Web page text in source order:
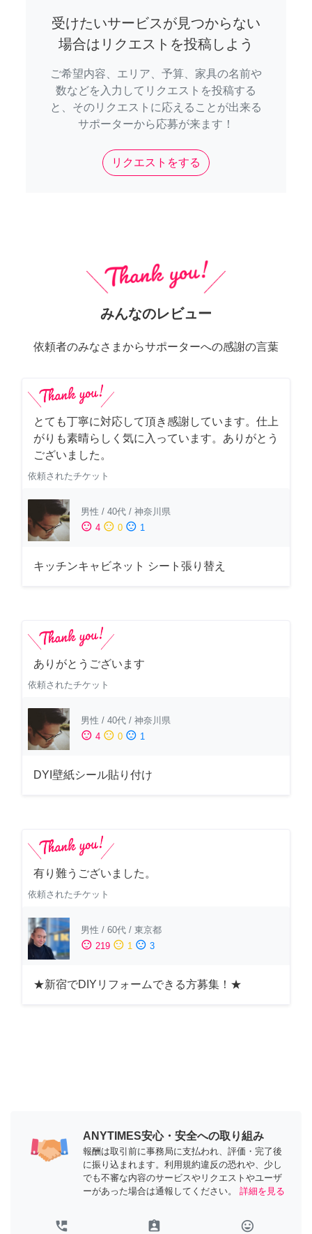
受けたいサービスが見つからない
場合はリクエストを投稿しよう
ご希望内容、エリア、予算、家具の名前や
数などを入力してリクエストを投稿する
と、そのリクエストに応えることが出来る
サポーターから応募が来ます！
リクエストをする
みんなのレビュー
依頼者のみなさまからサポーターへの感謝の言葉
とても丁寧に対応して頂き感謝しています。仕上
がりも素晴らしく気に入っています。ありがとう
ございました。
依頼されたチケット
男性 / 40代 / 神奈川県
sentiment_satisfied 4 sentiment_neutral 0 sentiment_dissatisfied 1
キッチンキャビネット シート張り替え
ありがとうございます
依頼されたチケット
男性 / 40代 / 神奈川県
sentiment_satisfied 4 sentiment_neutral 0 sentiment_dissatisfied 1
DYI壁紙シール貼り付け
有り難うございました。
依頼されたチケット
男性 / 60代 / 東京都
sentiment_satisfied 219 sentiment_neutral 1 sentiment_dissatisfied 3
★新宿でDIYリフォームできる方募集！★
ANYTIMES安心・安全への取り組み
報酬は取引前に事務局に支払われ、評価・完了後
に振り込まれます。利用規約違反の恐れや、少し
でも不審な内容のサービスやリクエストやユーザ
ーがあった場合は通報してください。
詳細を見る
perm_phone_msg assignment_ind tag_faces